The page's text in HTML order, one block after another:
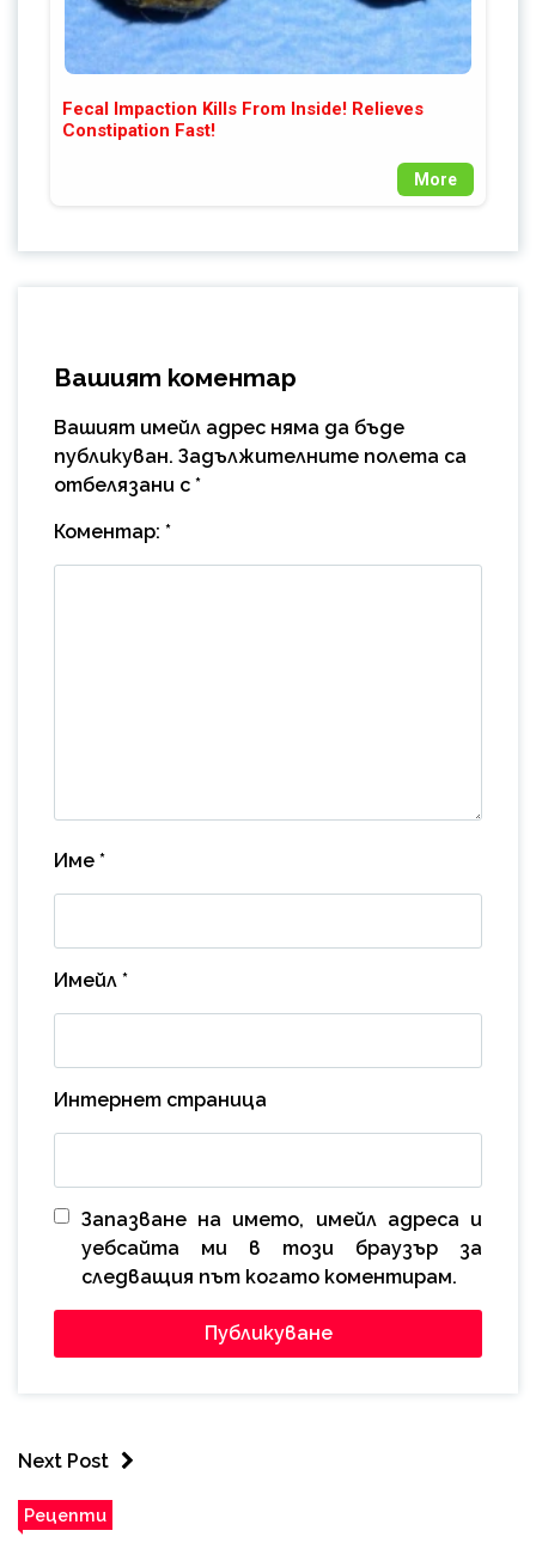
Fecal Impaction Kills From Inside! Relieves
Constipation Fast!
More
Вашият коментар
Вашият имейл адрес няма да бъде
публикуван. Задължителните полета са
отбелязани с *
Коментар: *
Име *
Имейл *
Интернет страница
Запазване на името, имейл адреса и
уебсайта ми в този браузър за
следващия път когато коментирам.
Next Post
Рецепти